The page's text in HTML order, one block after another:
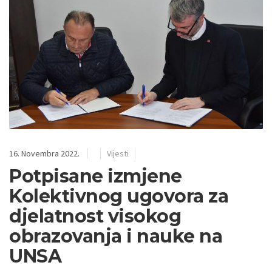
16. Novembra 2022. Vijesti
Potpisane izmjene
Kolektivnog ugovora za
djelatnost visokog
obrazovanja i nauke na
UNSA